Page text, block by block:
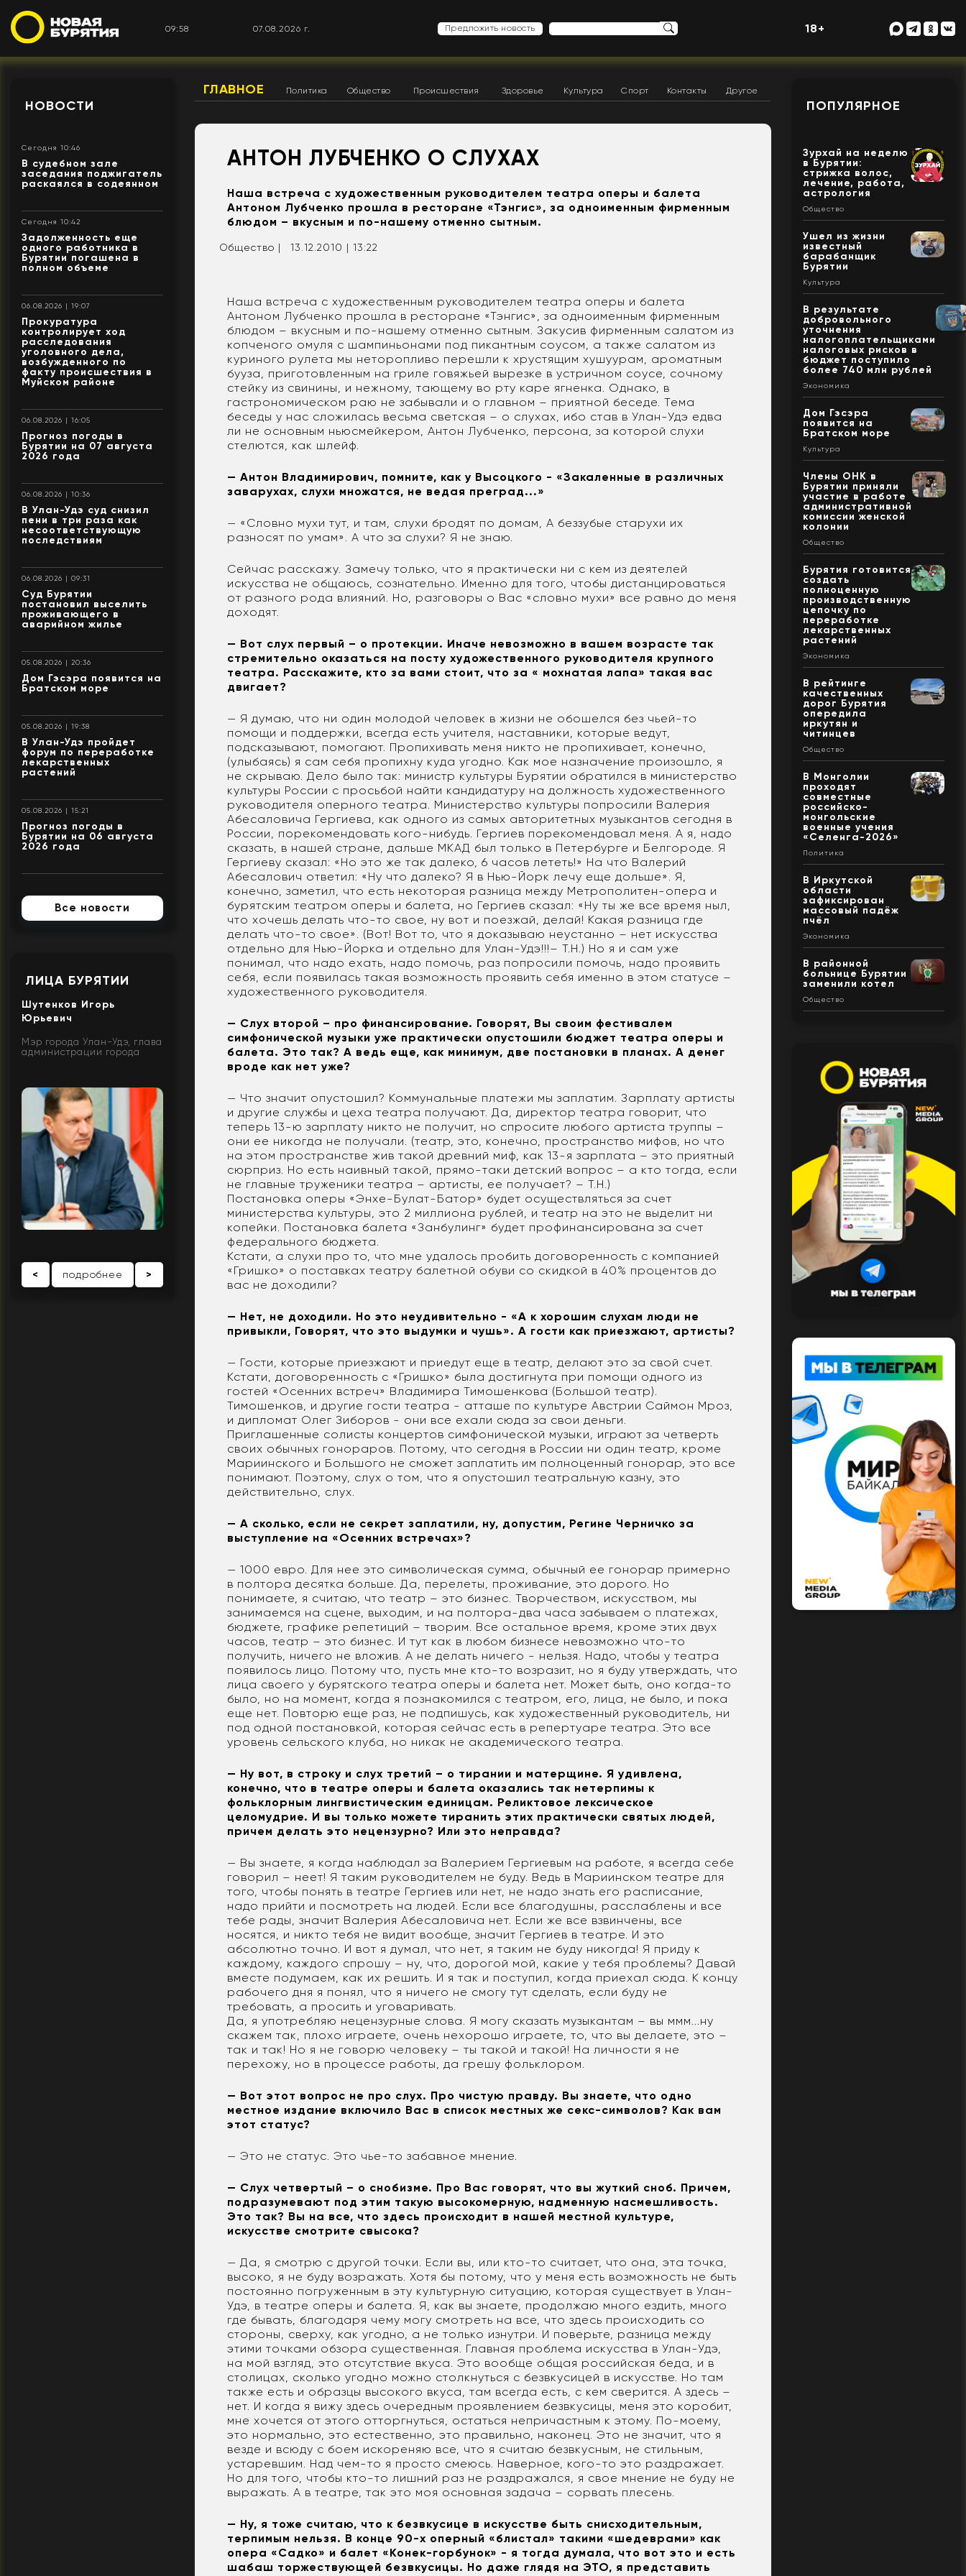
09:58 07.08.2026 г. Предложить новость 18+
НОВОСТИ
Сегодня 10:46
В судебном зале
заседания поджигатель
раскаялся в содеянном
Сегодня 10:42
Задолженность еще
одного работника в
Бурятии погашена в
полном объеме
06.08.2026 | 19:07
Прокуратура
контролирует ход
расследования
уголовного дела,
возбужденного по
факту происшествия в
Муйском районе
06.08.2026 | 16:05
Прогноз погоды в
Бурятии на 07 августа
2026 года
06.08.2026 | 10:36
В Улан-Удэ суд снизил
пени в три раза как
несоответствующую
последствиям
06.08.2026 | 09:31
Суд Бурятии
постановил выселить
проживающего в
аварийном жилье
05.08.2026 | 20:36
Дом Гэсэра появится на
Братском море
05.08.2026 | 19:38
В Улан-Удэ пройдет
форум по переработке
лекарственных
растений
05.08.2026 | 15:21
Прогноз погоды в
Бурятии на 06 августа
2026 года
Все новости
ЛИЦА БУРЯТИИ
Шутенков Игорь
Юрьевич
Мэр города Улан-Удэ, глава
администрации города
< подробнее >
ГЛАВНОЕ Политика Общество Происшествия Здоровье Культура Спорт Контакты Другое
АНТОН ЛУБЧЕНКО О СЛУХАХ
Наша встреча с художественным руководителем театра оперы и балета
Антоном Лубченко прошла в ресторане «Тэнгис», за одноименным фирменным
блюдом – вкусным и по-нашему отменно сытным.
Общество | 13.12.2010 | 13:22
Наша встреча с художественным руководителем театра оперы и балета
Антоном Лубченко прошла в ресторане «Тэнгис», за одноименным фирменным
блюдом – вкусным и по-нашему отменно сытным. Закусив фирменным салатом из
копченого омуля с шампиньонами под пикантным соусом, а также салатом из
куриного рулета мы неторопливо перешли к хрустящим хушуурам, ароматным
бууза, приготовленным на гриле говяжьей вырезке в устричном соусе, сочному
стейку из свинины, и нежному, тающему во рту каре ягненка. Однако, в
гастрономическом раю не забывали и о главном – приятной беседе. Тема
беседы у нас сложилась весьма светская – о слухах, ибо став в Улан-Удэ едва
ли не основным ньюсмейкером, Антон Лубченко, персона, за которой слухи
стелются, как шлейф.
— Антон Владимирович, помните, как у Высоцкого - «Закаленные в различных
заварухах, слухи множатся, не ведая преград...»
— «Словно мухи тут, и там, слухи бродят по домам, А беззубые старухи их
разносят по умам». А что за слухи? Я не знаю.
Сейчас расскажу. Замечу только, что я практически ни с кем из деятелей
искусства не общаюсь, сознательно. Именно для того, чтобы дистанцироваться
от разного рода влияний. Но, разговоры о Вас «словно мухи» все равно до меня
доходят.
— Вот слух первый – о протекции. Иначе невозможно в вашем возрасте так
стремительно оказаться на посту художественного руководителя крупного
театра. Расскажите, кто за вами стоит, что за « мохнатая лапа» такая вас
двигает?
— Я думаю, что ни один молодой человек в жизни не обошелся без чьей-то
помощи и поддержки, всегда есть учителя, наставники, которые ведут,
подсказывают, помогают. Пропихивать меня никто не пропихивает, конечно,
(улыбаясь) я сам себя пропихну куда угодно. Как мое назначение произошло, я
не скрываю. Дело было так: министр культуры Бурятии обратился в министерство
культуры России с просьбой найти кандидатуру на должность художественного
руководителя оперного театра. Министерство культуры попросили Валерия
Абесаловича Гергиева, как одного из самых авторитетных музыкантов сегодня в
России, порекомендовать кого-нибудь. Гергиев порекомендовал меня. А я, надо
сказать, в нашей стране, дальше МКАД был только в Петербурге и Белгороде. Я
Гергиеву сказал: «Но это же так далеко, 6 часов лететь!» На что Валерий
Абесалович ответил: «Ну что далеко? Я в Нью-Йорк лечу еще дольше». Я,
конечно, заметил, что есть некоторая разница между Метрополитен-опера и
бурятским театром оперы и балета, но Гергиев сказал: «Ну ты же все время ныл,
что хочешь делать что-то свое, ну вот и поезжай, делай! Какая разница где
делать что-то свое». (Вот! Вот то, что я доказываю неустанно – нет искусства
отдельно для Нью-Йорка и отдельно для Улан-Удэ!!!– Т.Н.) Но я и сам уже
понимал, что надо ехать, надо помочь, раз попросили помочь, надо проявить
себя, если появилась такая возможность проявить себя именно в этом статусе –
художественного руководителя.
— Слух второй – про финансирование. Говорят, Вы своим фестивалем
симфонической музыки уже практически опустошили бюджет театра оперы и
балета. Это так? А ведь еще, как минимум, две постановки в планах. А денег
вроде как нет уже?
— Что значит опустошил? Коммунальные платежи мы заплатим. Зарплату артисты
и другие службы и цеха театра получают. Да, директор театра говорит, что
теперь 13-ю зарплату никто не получит, но спросите любого артиста труппы –
они ее никогда не получали. (театр, это, конечно, пространство мифов, но что
на этом пространстве жив такой древний миф, как 13-я зарплата – это приятный
сюрприз. Но есть наивный такой, прямо-таки детский вопрос – а кто тогда, если
не главные труженики театра – артисты, ее получает? – Т.Н.)
Постановка оперы «Энхе-Булат-Батор» будет осуществляться за счет
министерства культуры, это 2 миллиона рублей, и театр на это не выделит ни
копейки. Постановка балета «Занбулинг» будет профинансирована за счет
федерального бюджета.
Кстати, а слухи про то, что мне удалось пробить договоренность с компанией
«Гришко» о поставках театру балетной обуви со скидкой в 40% процентов до
вас не доходили?
— Нет, не доходили. Но это неудивительно - «А к хорошим слухам люди не
привыкли, Говорят, что это выдумки и чушь». А гости как приезжают, артисты?
— Гости, которые приезжают и приедут еще в театр, делают это за свой счет.
Кстати, договоренность с «Гришко» была достигнута при помощи одного из
гостей «Осенних встреч» Владимира Тимошенкова (Большой театр).
Тимошенков, и другие гости театра - атташе по культуре Австрии Саймон Мроз,
и дипломат Олег Зиборов - они все ехали сюда за свои деньги.
Приглашенные солисты концертов симфонической музыки, играют за четверть
своих обычных гонораров. Потому, что сегодня в России ни один театр, кроме
Мариинского и Большого не сможет заплатить им полноценный гонорар, это все
понимают. Поэтому, слух о том, что я опустошил театральную казну, это
действительно, слух.
— А сколько, если не секрет заплатили, ну, допустим, Регине Черничко за
выступление на «Осенних встречах»?
— 1000 евро. Для нее это символическая сумма, обычный ее гонорар примерно
в полтора десятка больше. Да, перелеты, проживание, это дорого. Но
понимаете, я считаю, что театр – это бизнес. Творчеством, искусством, мы
занимаемся на сцене, выходим, и на полтора-два часа забываем о платежах,
бюджете, графике репетиций – творим. Все остальное время, кроме этих двух
часов, театр – это бизнес. И тут как в любом бизнесе невозможно что-то
получить, ничего не вложив. А не делать ничего - нельзя. Надо, чтобы у театра
появилось лицо. Потому что, пусть мне кто-то возразит, но я буду утверждать, что
лица своего у бурятского театра оперы и балета нет. Может быть, оно когда-то
было, но на момент, когда я познакомился с театром, его, лица, не было, и пока
еще нет. Повторю еще раз, не подпишусь, как художественный руководитель, ни
под одной постановкой, которая сейчас есть в репертуаре театра. Это все
уровень сельского клуба, но никак не академического театра.
— Ну вот, в строку и слух третий – о тирании и матерщине. Я удивлена,
конечно, что в театре оперы и балета оказались так нетерпимы к
фольклорным лингвистическим единицам. Реликтовое лексическое
целомудрие. И вы только можете тиранить этих практически святых людей,
причем делать это нецензурно? Или это неправда?
— Вы знаете, я когда наблюдал за Валерием Гергиевым на работе, я всегда себе
говорил – неет! Я таким руководителем не буду. Ведь в Мариинском театре для
того, чтобы понять в театре Гергиев или нет, не надо знать его расписание,
надо прийти и посмотреть на людей. Если все благодушны, расслаблены и все
тебе рады, значит Валерия Абесаловича нет. Если же все взвинчены, все
носятся, и никто тебя не видит вообще, значит Гергиев в театре. И это
абсолютно точно. И вот я думал, что нет, я таким не буду никогда! Я приду к
каждому, каждого спрошу – ну, что, дорогой мой, какие у тебя проблемы? Давай
вместе подумаем, как их решить. И я так и поступил, когда приехал сюда. К концу
рабочего дня я понял, что я ничего не смогу тут сделать, если буду не
требовать, а просить и уговаривать.
Да, я употребляю нецензурные слова. Я могу сказать музыкантам – вы ммм...ну
скажем так, плохо играете, очень нехорошо играете, то, что вы делаете, это –
так и так! Но я не говорю человеку – ты такой и такой! На личности я не
перехожу, но в процессе работы, да грешу фольклором.
— Вот этот вопрос не про слух. Про чистую правду. Вы знаете, что одно
местное издание включило Вас в список местных же секс-символов? Как вам
этот статус?
— Это не статус. Это чье-то забавное мнение.
— Слух четвертый – о снобизме. Про Вас говорят, что вы жуткий сноб. Причем,
подразумевают под этим такую высокомерную, надменную насмешливость.
Это так? Вы на все, что здесь происходит в нашей местной культуре,
искусстве смотрите свысока?
— Да, я смотрю с другой точки. Если вы, или кто-то считает, что она, эта точка,
высоко, я не буду возражать. Хотя бы потому, что у меня есть возможность не быть
постоянно погруженным в эту культурную ситуацию, которая существует в Улан-
Удэ, в театре оперы и балета. Я, как вы знаете, продолжаю много ездить, много
где бывать, благодаря чему могу смотреть на все, что здесь происходить со
стороны, сверху, как угодно, а не только изнутри. И поверьте, разница между
этими точками обзора существенная. Главная проблема искусства в Улан-Удэ,
на мой взгляд, это отсутствие вкуса. Это вообще общая российская беда, и в
столицах, сколько угодно можно столкнуться с безвкусицей в искусстве. Но там
также есть и образцы высокого вкуса, там всегда есть, с кем сверится. А здесь –
нет. И когда я вижу здесь очередным проявлением безвкусицы, меня это коробит,
мне хочется от этого отторгнуться, остаться непричастным к этому. По-моему,
это нормально, это естественно, это правильно, наконец. Это не значит, что я
везде и всюду с боем искореняю все, что я считаю безвкусным, не стильным,
устаревшим. Над чем-то я просто смеюсь. Наверное, кого-то это раздражает.
Но для того, чтобы кто-то лишний раз не раздражался, я свое мнение не буду не
выражать. А в театре, так это моя основная задача – сорвать плесень.
— Ну, я тоже считаю, что к безвкусице в искусстве быть снисходительным,
терпимым нельзя. В конце 90-х оперный «блистал» такими «шедеврами» как
опера «Садко» и балет «Конек-горбунок» - я тогда думала, что вот это и есть
шабаш торжествующей безвкусицы. Но даже глядя на ЭТО, я представить
ПОПУЛЯРНОЕ
Зурхай на неделю
в Бурятии:
стрижка волос,
лечение, работа,
астрология
Общество
Ушел из жизни
известный
барабанщик
Бурятии
Культура
В результате
добровольного
уточнения
налогоплательщиками
налоговых рисков в
бюджет поступило
более 740 млн рублей
Экономика
Дом Гэсэра
появится на
Братском море
Культура
Члены ОНК в
Бурятии приняли
участие в работе
административной
комиссии женской
колонии
Общество
Бурятия готовится
создать
полноценную
производственную
цепочку по
переработке
лекарственных
растений
Экономика
В рейтинге
качественных
дорог Бурятия
опередила
иркутян и
читинцев
Общество
В Монголии
проходят
совместные
российско-
монгольские
военные учения
«Селенга-2026»
Политика
В Иркутской
области
зафиксирован
массовый падёж
пчёл
Экономика
В районной
больнице Бурятии
заменили котел
Общество